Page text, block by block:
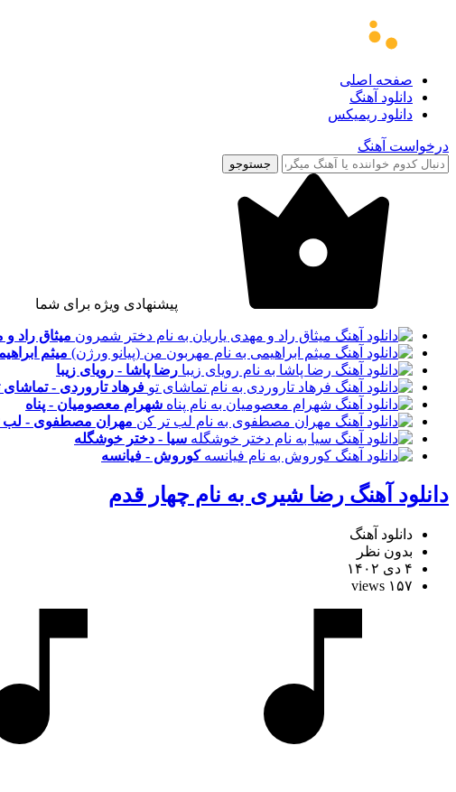
صفحه اصلی
دانلود آهنگ
دانلود ریمیکس
درخواست آهنگ
جستوجو
پیشنهادی ویژه برای شما
میثاق راد
میثم
رضا پاشا - رویای زیبا
فرهاد تاروردی - تماشای
شهرام معصومیان - پناه
مهران مصطفوی - لب
سیا - دختر خوشگله
کوروش - فیانسه
دانلود آهنگ رضا شیری به نام چهار قدم
دانلود آهنگ
بدون نظر
۴ دی ۱۴۰۲
۱۵۷ views